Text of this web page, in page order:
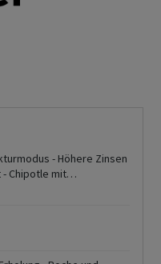
- Höhere Zinsen
- Chipotle mit